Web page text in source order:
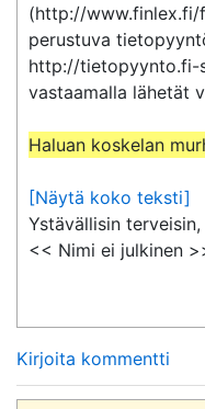
(http://www.finlex.fi/
perustuva
http://tietopyynto.fi-
vastaamalla lähetät
Haluan koskelan
[Näytä koko teksti]
Ystävällisin terveisin,
<< Nimi ei julkinen
Kirjoita kommentti